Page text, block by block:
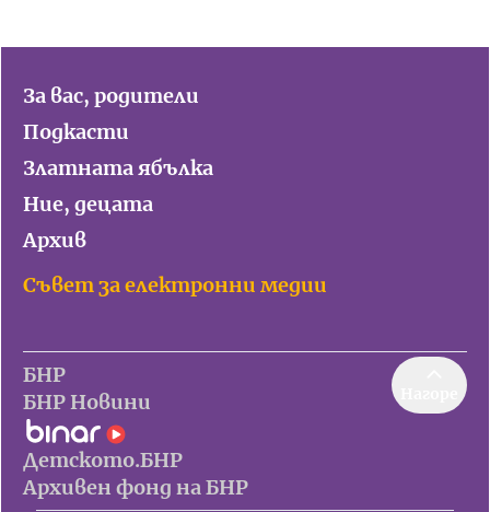
За вас, родители
Подкасти
Златната ябълка
Ние, децата
Архив
Съвет за електронни медии
БНР
БНР Новини
Детското.БНР
Архивен фонд на БНР